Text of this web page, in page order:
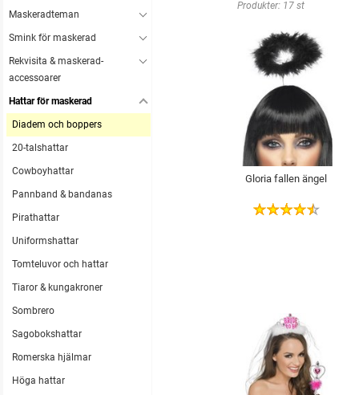
Maskeradteman
Smink för maskerad
Rekvisita & maskerad-
accessoarer
Hattar för maskerad
Diadem och boppers
20-talshattar
Cowboyhattar
Pannband & bandanas
Pirathattar
Uniformshattar
Tomteluvor och hattar
Tiaror & kungakroner
Sombrero
Sagobokshattar
Romerska hjälmar
Höga hattar
Produkter: 17 st
Gloria fallen ängel